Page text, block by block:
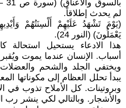
لم يحدث إطلاقاً.
(يَوْمَ تَشْهَدُ عَلَيْهِمْ أَلْسِنَتُهُمْ
يَعْمَلُونَ) (النور 24).
هذا الادعاء يستحيل استحالة
أسباب. الإنسان عندما يموت
ويختفي الجلد والشحم
يبدأ تحلل العظام إلى مكوناتها
وبروتينات. كل الأملاح تذوب في
والأشجار. وبالتالي لكي ينشر رب